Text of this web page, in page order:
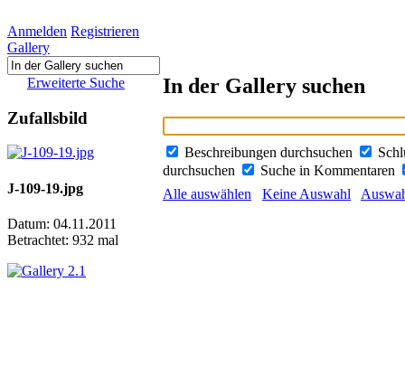
Anmelden Registrieren
Gallery
Erweiterte Suche
Zufallsbild
J-109-19.jpg
Datum: 04.11.2011
Betrachtet: 932 mal
In der Gallery suchen
Beschreibungen durchsuchen
durchsuchen
Suche in Kommentaren
Alle auswählen
Keine Auswahl